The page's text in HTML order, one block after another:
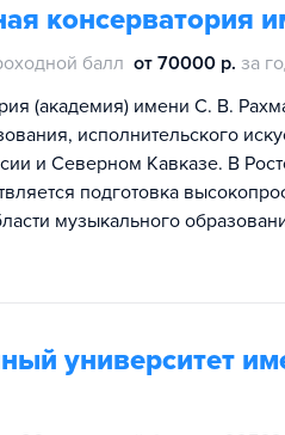
консерватория
балл от 70000 р. за
(академия) имени С. В.
исполнительского
и Северном Кавказе. В
подготовка
музыкального
университет